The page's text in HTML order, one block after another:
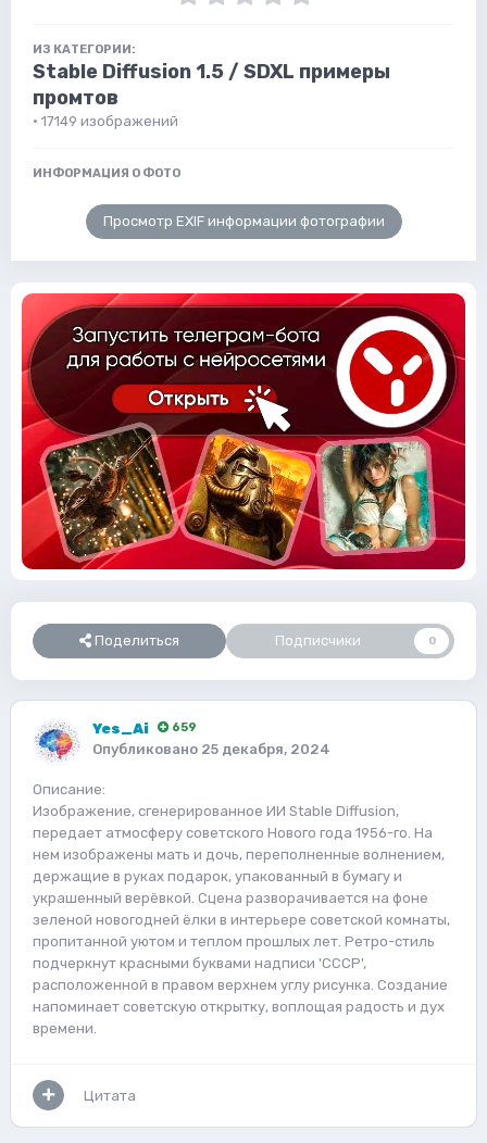
ИЗ КАТЕГОРИИ:
Stable Diffusion 1.5 / SDXL примеры
промтов
· 17149 изображений
ИНФОРМАЦИЯ О ФОТО
Просмотр EXIF информации фотографии
Поделиться Подписчики 0
Yes_Ai 659
Опубликовано 25 декабря, 2024
Описание:
Изображение, сгенерированное ИИ Stable Diffusion,
передает атмосферу советского Нового года 1956-го. На
нем изображены мать и дочь, переполненные волнением,
держащие в руках подарок, упакованный в бумагу и
украшенный верёвкой. Сцена разворачивается на фоне
зеленой новогодней ёлки в интерьере советской комнаты,
пропитанной уютом и теплом прошлых лет. Ретро-стиль
подчеркнут красными буквами надписи 'CCCP',
расположенной в правом верхнем углу рисунка. Создание
напоминает советскую открытку, воплощая радость и дух
времени.
Цитата